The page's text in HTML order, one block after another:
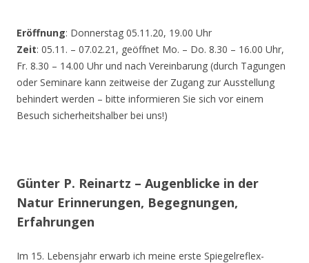
Eröffnung: Donnerstag 05.11.20, 19.00 Uhr
Zeit: 05.11. – 07.02.21, geöffnet Mo. – Do. 8.30 – 16.00 Uhr,
Fr. 8.30 – 14.00 Uhr und nach Vereinbarung (durch Tagungen
oder Seminare kann zeitweise der Zugang zur Ausstellung
behindert werden – bitte informieren Sie sich vor einem
Besuch sicherheitshalber bei uns!)
Günter P. Reinartz – Augenblicke in der
Natur Erinnerungen, Begegnungen,
Erfahrungen
Im 15. Lebensjahr erwarb ich meine erste Spiegelreflex-